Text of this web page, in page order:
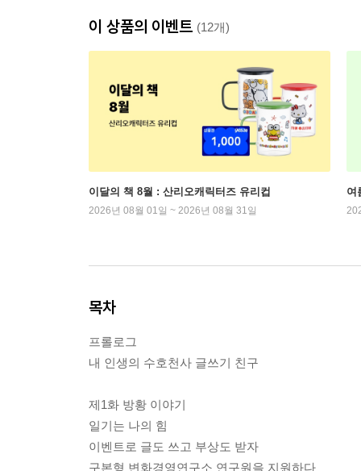
이 상품의 이벤트 (12개)
이달의 책 8월 : 산리오캐릭터즈 유리컵
2026년 08월 01일 ~ 2026년 08월 31일
여
목차
프롤로그
내 인생의 수호천사 글쓰기 친구
제1화 방황 이야기
일기는 나의 힘
이벤트로 글도 쓰고 부상도 받자
구본형 변화경영연구소 연구원을 지원하다